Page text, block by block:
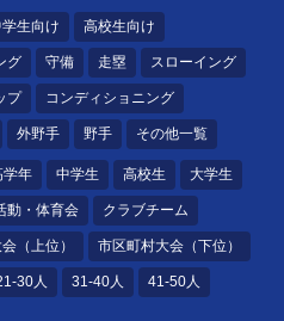
生向け 高校生向け
グ 守備 走塁 スローイング
プ コンディショニング
外野手 野手 その他一覧
学年 中学生 高校生 大学生
動・体育会 クラブチーム
（上位） 市区町村大会（下位）
30人 31-40人 41-50人